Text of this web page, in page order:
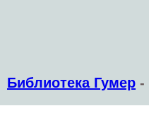
Библиотека Гумер -